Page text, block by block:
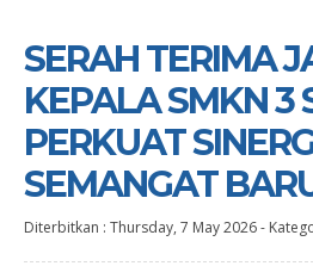
SERAH TERIMA
KEPALA SMKN 3
PERKUAT
SEMANGAT
Diterbitkan : Thursday, 7 May 2026-